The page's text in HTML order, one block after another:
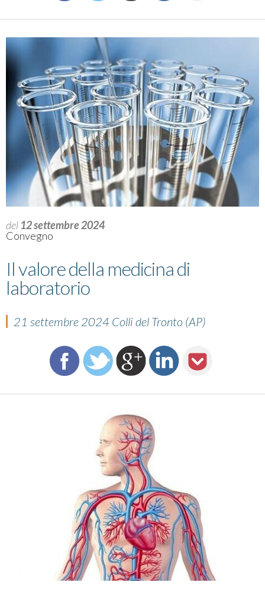
del 12 settembre 2024
Convegno
Il valore della medicina di
laboratorio
21 settembre 2024 Colli del Tronto (AP)